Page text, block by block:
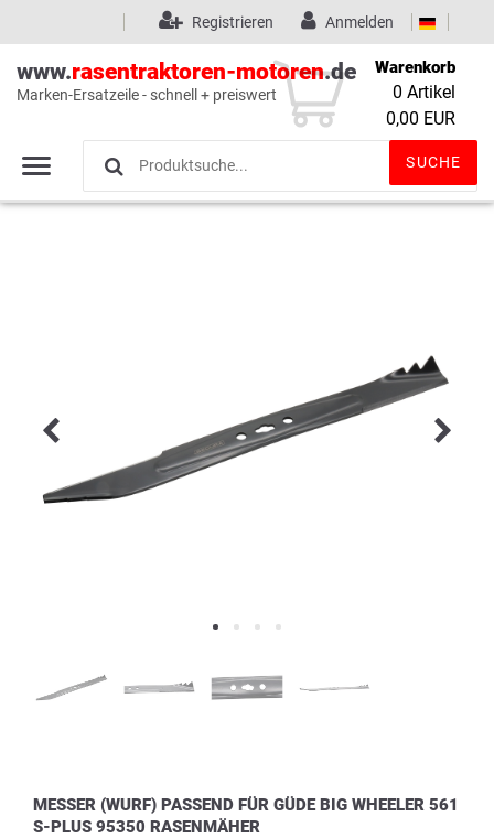
Wunschliste (0)
Anmelden
Registrieren
www.rasentraktoren-motoren.de
Marken-Ersatzeile - schnell + preiswert
SUCHE
Warenkorb
0 Artikel
0,00 EUR
MESSER (WURF) PASSEND FÜR GÜDE BIG WHEELER 561
S-PLUS 95350 RASENMÄHER